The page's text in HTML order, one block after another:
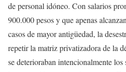
de personal idóneo. Con salarios
900.000 pesos y que apenas
casos de mayor antigüedad, la
repetir la matriz privatizadora de la
se deterioraban intencionalmente